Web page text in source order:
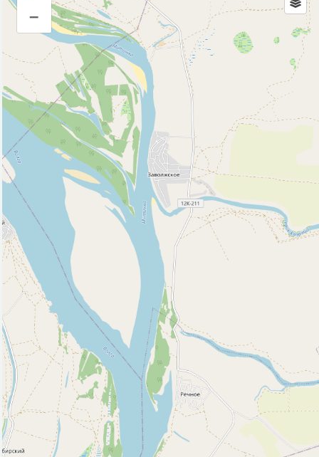
Сайты гостиниц
Инфраструктура
Магазин (1)
Исторические объекты
Природные объекты
–